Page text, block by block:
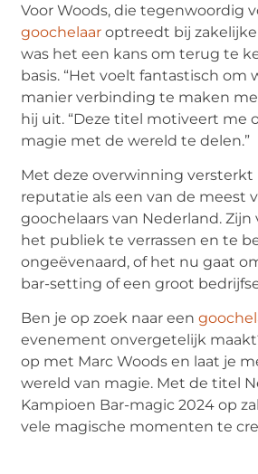
Voor Woods, die tegenwoordig
goochelaar optreedt bij
was het een kans om terug te
basis. “Het voelt fantastisch om
manier verbinding te maken
hij uit. “Deze titel motiveert me
magie met de wereld te delen.”
Met deze overwinning versterkt
reputatie als een van de meest
goochelaars van Nederland.
het publiek te verrassen en te
ongeëvenaard, of het nu gaat
bar-setting of een groot
Ben je op zoek naar een
evenement onvergetelijk
op met Marc Woods en laat je
wereld van magie. Met de titel
Kampioen Bar-magic 2024 op
vele magische momenten te